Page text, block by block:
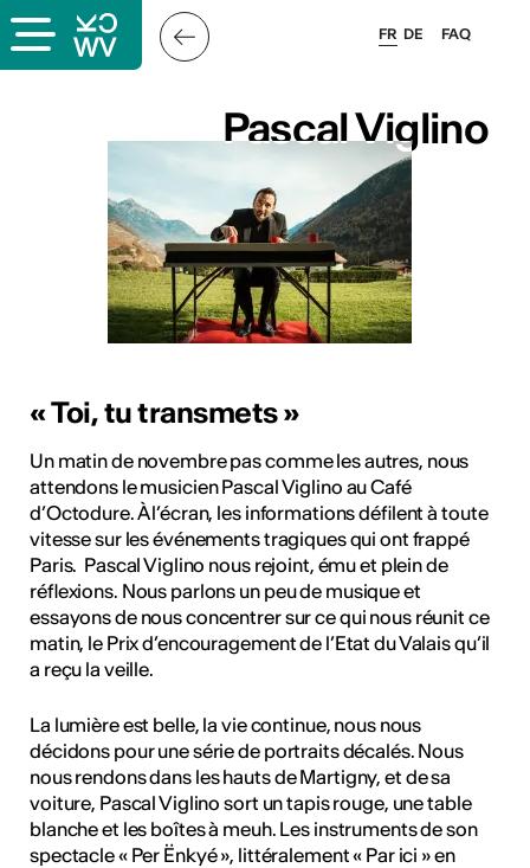
- Radio Chablais
FAQ
FR DE
Pascal Viglino
Pascal Viglino
« Toi, tu transmets »
Un matin de novembre pas comme les autres, nous
attendons le musicien Pascal Viglino au Café
d’Octodure. À l’écran, les informations défilent à toute
vitesse sur les événements tragiques qui ont frappé
Paris. Pascal Viglino nous rejoint, ému et plein de
réflexions. Nous parlons un peu de musique et
essayons de nous concentrer sur ce qui nous réunit ce
matin, le Prix d’encouragement de l’Etat du Valais qu’il
a reçu la veille.
La lumière est belle, la vie continue, nous nous
décidons pour une série de portraits décalés. Nous
nous rendons dans les hauts de Martigny, et de sa
voiture, Pascal Viglino sort un tapis rouge, une table
blanche et les boîtes à meuh. Les instruments de son
spectacle « Per Ënkyé », littéralement « Par ici » en